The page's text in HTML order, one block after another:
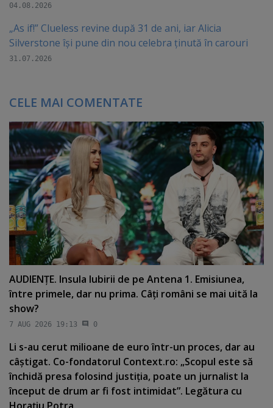
04.08.2026
„As if!” Clueless revine după 31 de ani, iar Alicia
Silverstone își pune din nou celebra ținută în carouri
31.07.2026
CELE MAI COMENTATE
AUDIENŢE. Insula Iubirii de pe Antena 1. Emisiunea,
între primele, dar nu prima. Câţi români se mai uită la
show?
7 AUG 2026 19:13 0
Li s-au cerut milioane de euro într-un proces, dar au
câştigat. Co-fondatorul Context.ro: „Scopul este să
închidă presa folosind justiţia, poate un jurnalist la
început de drum ar fi fost intimidat”. Legătura cu